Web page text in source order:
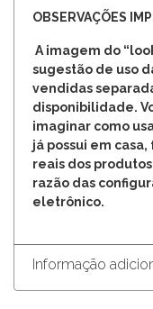
OBSERVAÇÕES
A imagem do
sugestão de uso
vendidas
disponibilidade.
imaginar como
já possui em
reais dos
razão das
eletrônico.
Informação